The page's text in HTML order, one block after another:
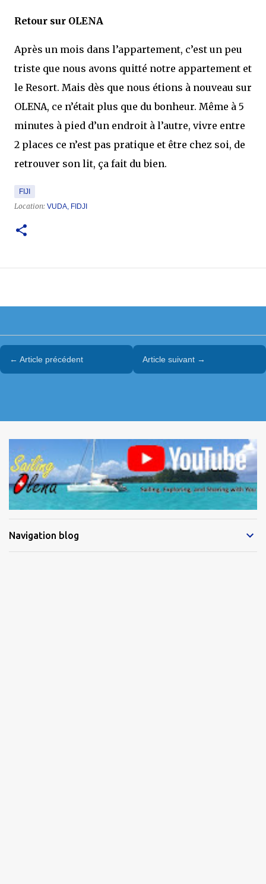
Retour sur OLENA
Après un mois dans l’appartement, c’est un peu
triste que nous avons quitté notre appartement et
le Resort. Mais dès que nous étions à nouveau sur
OLENA, ce n’était plus que du bonheur. Même à 5
minutes à pied d’un endroit à l’autre, vivre entre
2 places ce n’est pas pratique et être chez soi, de
retrouver son lit, ça fait du bien.
FIJI
Location: VUDA, FIDJI
← Article précédent Article suivant →
Navigation blog